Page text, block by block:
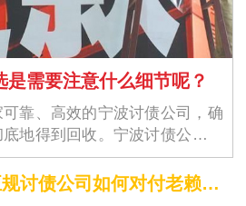
需要注意什么细节呢？
靠、高效的宁波讨债公司，确
地得到回收。宁波讨债公司的
眼前的经济问题，更是为了维
好运作。随着商业交易的增加
苏州正规讨债公司如何对付老赖？都有哪些高招？